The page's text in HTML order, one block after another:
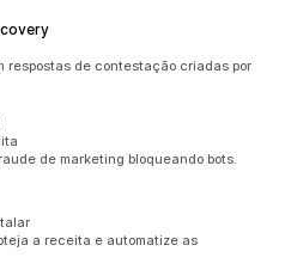
respostas de contestação criadas por
de marketing bloqueando bots.
a receita e automatize as